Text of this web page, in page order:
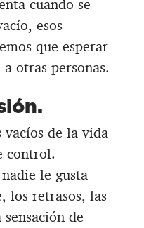
cuando se
esos
que esperar
otras personas.
vacíos de la vida
control.
le gusta
los retrasos, las
de